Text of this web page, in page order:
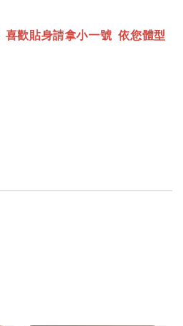
喜歡貼身請拿小一號依您體型